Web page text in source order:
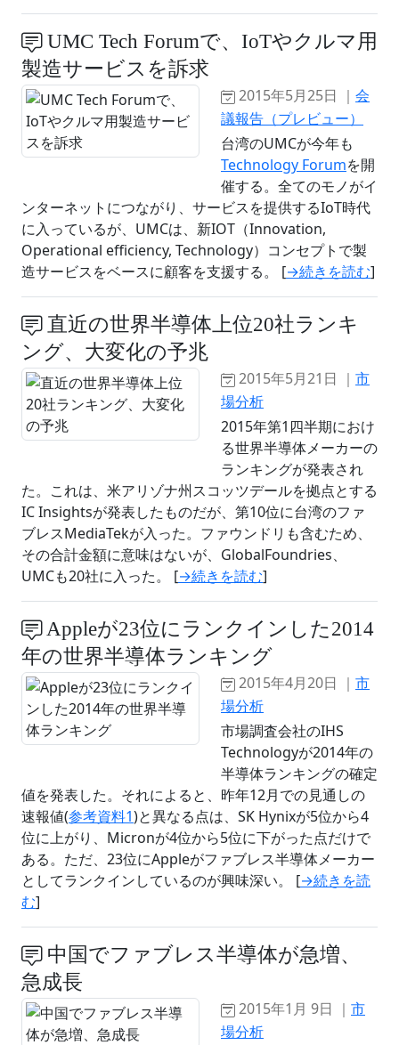
UMC Tech Forumで、IoTやクルマ用
製造サービスを訴求
2015年5月25日 ｜ 会
議報告（プレビュー）
台湾のUMCが今年も
Technology Forumを開
催する。全てのモノがイ
ンターネットにつながり、サービスを提供するIoT時代
に入っているが、UMCは、新IOT（Innovation,
Operational efficiency, Technology）コンセプトで製
造サービスをベースに顧客を支援する。 [→続きを読む]
直近の世界半導体上位20社ランキ
ング、大変化の予兆
2015年5月21日 ｜ 市
場分析
2015年第1四半期におけ
る世界半導体メーカーの
ランキングが発表され
た。これは、米アリゾナ州スコッツデールを拠点とする
IC Insightsが発表したものだが、第10位に台湾のファ
ブレスMediaTekが入った。ファウンドリも含むため、
その合計金額に意味はないが、GlobalFoundries、
UMCも20社に入った。 [→続きを読む]
Appleが23位にランクインした2014
年の世界半導体ランキング
2015年4月20日 ｜ 市
場分析
市場調査会社のIHS
Technologyが2014年の
半導体ランキングの確定
値を発表した。それによると、昨年12月での見通しの
速報値(参考資料1)と異なる点は、SK Hynixが5位から4
位に上がり、Micronが4位から5位に下がった点だけで
ある。ただ、23位にAppleがファブレス半導体メーカー
としてランクインしているのが興味深い。 [→続きを読
む]
中国でファブレス半導体が急増、
急成長
2015年1月 9日 ｜ 市
場分析